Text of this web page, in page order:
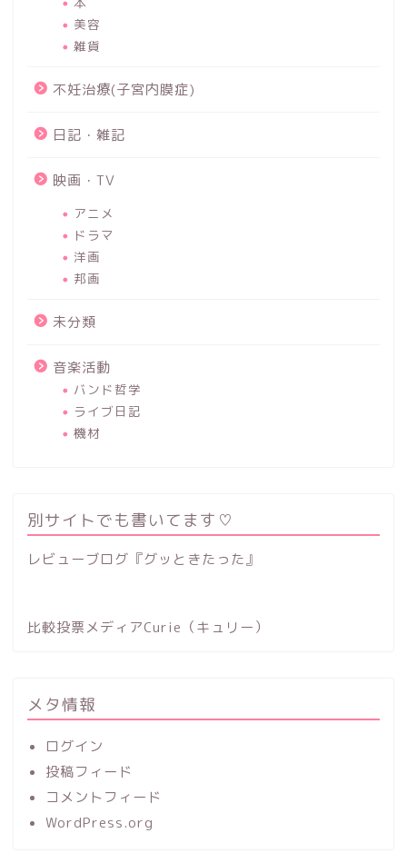
美容
雑貨
不妊治療(子宮内膜症)
日記・雑記
映画・TV
アニメ
ドラマ
洋画
邦画
未分類
音楽活動
バンド哲学
ライブ日記
機材
別サイトでも書いてます♡
レビューブログ『グッときたった』
比較投票メディアCurie（キュリー）
メタ情報
ログイン
投稿フィード
コメントフィード
WordPress.org